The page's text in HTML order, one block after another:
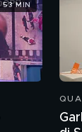
53 MIN